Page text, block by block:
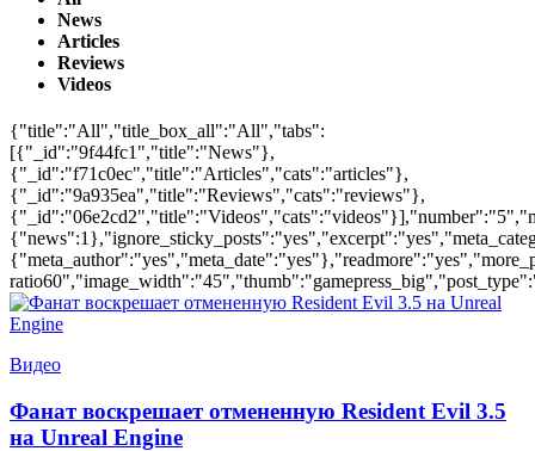
News
Articles
Reviews
Videos
{"title":"All","title_box_all":"All","tabs":
[{"_id":"9f44fc1","title":"News"},
{"_id":"f71c0ec","title":"Articles","cats":"articles"},
{"_id":"9a935ea","title":"Reviews","cats":"reviews"},
Видео
Фанат воскрешает отмененную Resident Evil 3.5
на Unreal Engine